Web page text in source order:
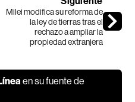
Milei modifica su reforma de
la ley de tierras tras el
rechazo a ampliar la
propiedad extranjera
en su fuente de